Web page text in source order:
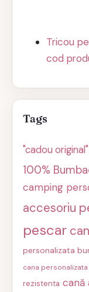
Tricou
cod
Tags
"cadou original"
100%
camping
accesoriu
pescar
personalizata
cana
rezistenta cană